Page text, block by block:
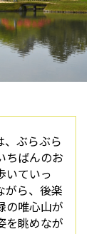
ぶらぶら
ちばんのお
いていっ
がら、後楽
の唯心山が
を眺めなが